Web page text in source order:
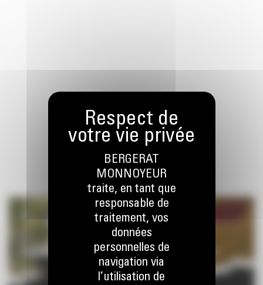
BERGERAT
MONNOYEUR
traite, en tant que
responsable de
traitement, vos
données
personnelles de
navigation via
l’utilisation de